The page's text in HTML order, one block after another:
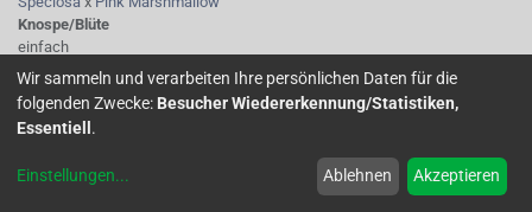
Knospe/Blüte
einfach
Wuchs
überhängend
Home Mitglied werden Forum
Wir sammeln und verarbeiten Ihre persönlichen Daten für die
folgenden Zwecke: Besucher Wiedererkennung/Statistiken,
Essentiell .
Einstellungen... Ablehnen Akzeptieren